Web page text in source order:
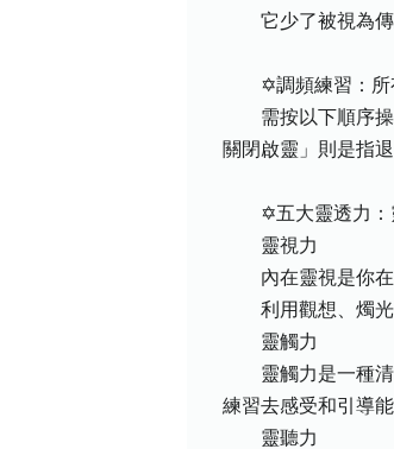
它少了被視為傳
✡調頻練習：所有
需按以下順序操
關閉啟靈」則是指
✡五大靈透力：靈
靈視力
內在靈視是你在
利用觀想、燭光
靈觸力
靈觸力是一種清
練習去感受和引導能
靈聽力